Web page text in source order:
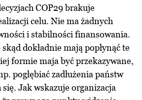
COP29 brakuje
celu. Nie ma żadnych
i stabilności finansowania.
dokładnie mają popłynąć te
formie maja być przekazywane,
pogłębiać zadłużenia państw
Jak wskazuje organizacja